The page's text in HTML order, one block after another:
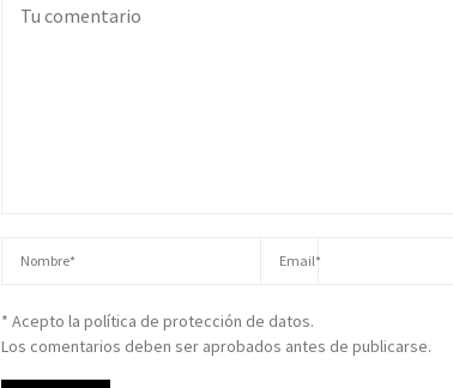
* Acepto la política de protección de datos.
Los comentarios deben ser aprobados antes de publicarse.